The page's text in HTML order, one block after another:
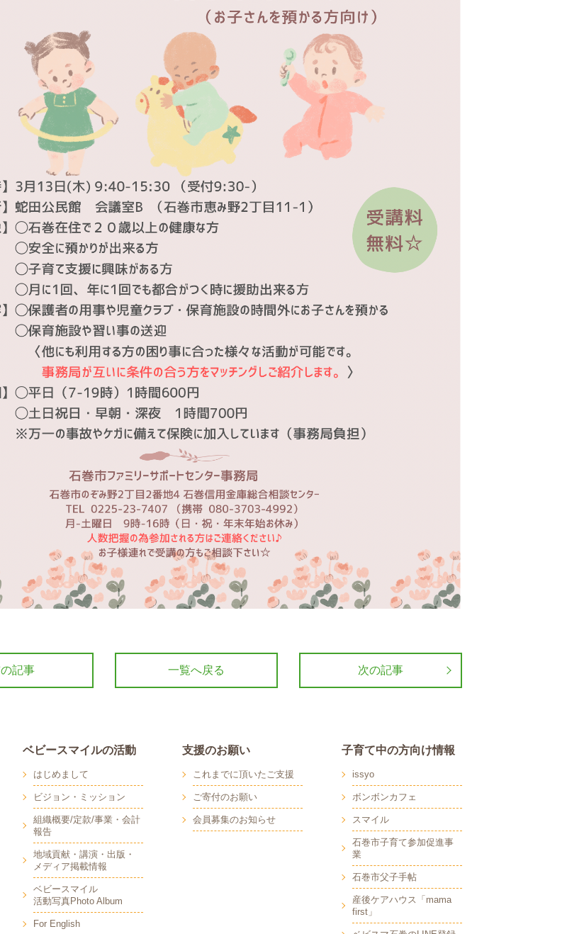
記事 次の記事
一覧へ戻る
ベビースマイルの活動
はじめまして
ビジョン・ミッション
組織概要/定款/事業・会計
報告
地域貢献・講演・出版・
メディア掲載情報
ベビースマイル
活動写真Photo Album
For English
支援のお願い
これまでに頂いたご支援
ご寄付のお願い
会員募集のお知らせ
子育て中の方向け情報
issyo
ボンボンカフェ
スマイル
石巻市子育て参加促進事
業
石巻市父子手帖
産後ケアハウス「mama
first」